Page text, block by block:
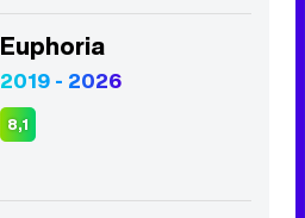
Euphoria
2019 - 2026
8,1